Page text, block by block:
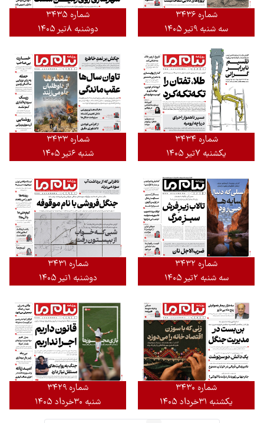
شماره ۳۴۳۶
سه شنبه ۹تیر ۱۴۰۵
شماره ۳۴۳۵
دوشنبه ۸تیر ۱۴۰۵
شماره ۳۴۳۴
یکشنبه ۷تیر ۱۴۰۵
شماره ٣۴٣٣
شنبه ۶تیر ۱۴۰۵
شماره ۳۴۳۲
سه شنبه ۲تیر ۱۴۰۵
شماره ۳۴۳۱
دوشنبه ۱تیر ۱۴۰۵
شماره ۳۴۳۰
یکشنبه ۳۱خرداد ۱۴۰۵
شماره ۳۴۲۹
شنبه ۳۰خرداد ۱۴۰۵